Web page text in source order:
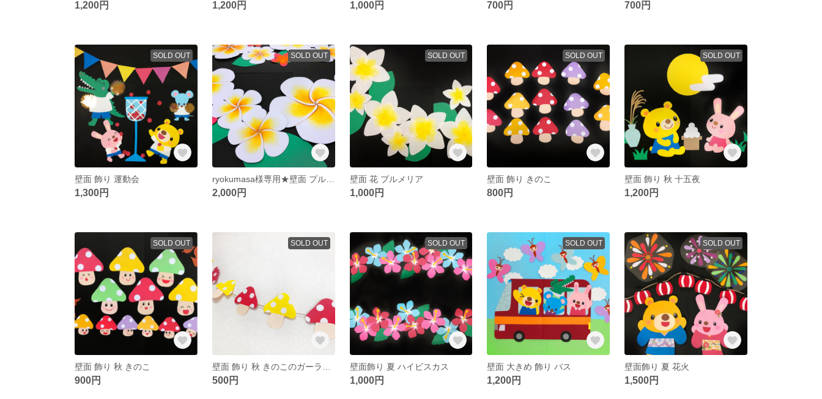
1,200円 1,200円 1,000円 700円 700円
SOLD OUT
壁面 飾り 運動会
1,300円
SOLD OUT
ryokumasa様専用★壁面 プルメリア
2,000円
SOLD OUT
壁面 花 プルメリア
1,000円
SOLD OUT
壁面 飾り きのこ
800円
SOLD OUT
壁面 飾り 秋 十五夜
1,200円
SOLD OUT
壁面 飾り 秋 きのこ
900円
SOLD OUT
500円
SOLD OUT
壁面飾り 夏 ハイビスカス
1,000円
SOLD OUT
壁面 大きめ 飾り バス
1,200円
SOLD OUT
壁面飾り 夏 花火
1,500円